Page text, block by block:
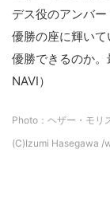
デス役のアンバ
優勝の座に輝い
優勝できるのか
NAVI）
Photo：ヘザー・モリ
(C)Izumi Hasegawa